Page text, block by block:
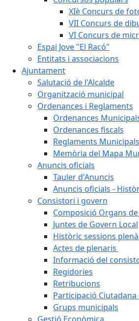
XIè Concurs de
VII Concurs de
VI Concurs de
Espai Jove "El Racó"
Entitats i associacions
Ajuntament
Salutació de l'Alcalde
Organització municipal
Ordenances i Reglaments
Ordenances
Ordenances fiscals
Reglaments Municipals
Memòria del Mapa
Anuncis oficials
Tauler d'Anuncis
Anuncis oficials -
Consistori i govern
Composició Organs
Juntes de Govern Local
Històric sessions
Actes de plenaris
Informació del
Regidories
Retribucions
Participació Ciutadana
Grups municipals